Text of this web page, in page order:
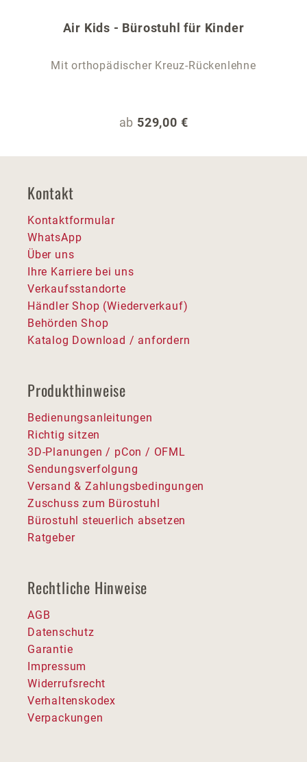
Air Kids - Bürostuhl für Kinder
Mit orthopädischer Kreuz-Rückenlehne
Regulärer Preis:
ab 529,00 €
Kontakt
Kontaktformular
WhatsApp
Über uns
Ihre Karriere bei uns
Verkaufsstandorte
Händler Shop (Wiederverkauf)
Behörden Shop
Katalog Download / anfordern
Produkthinweise
Bedienungsanleitungen
Richtig sitzen
3D-Planungen / pCon / OFML
Sendungsverfolgung
Versand & Zahlungsbedingungen
Zuschuss zum Bürostuhl
Bürostuhl steuerlich absetzen
Ratgeber
Rechtliche Hinweise
AGB
Datenschutz
Garantie
Impressum
Widerrufsrecht
Verhaltenskodex
Verpackungen